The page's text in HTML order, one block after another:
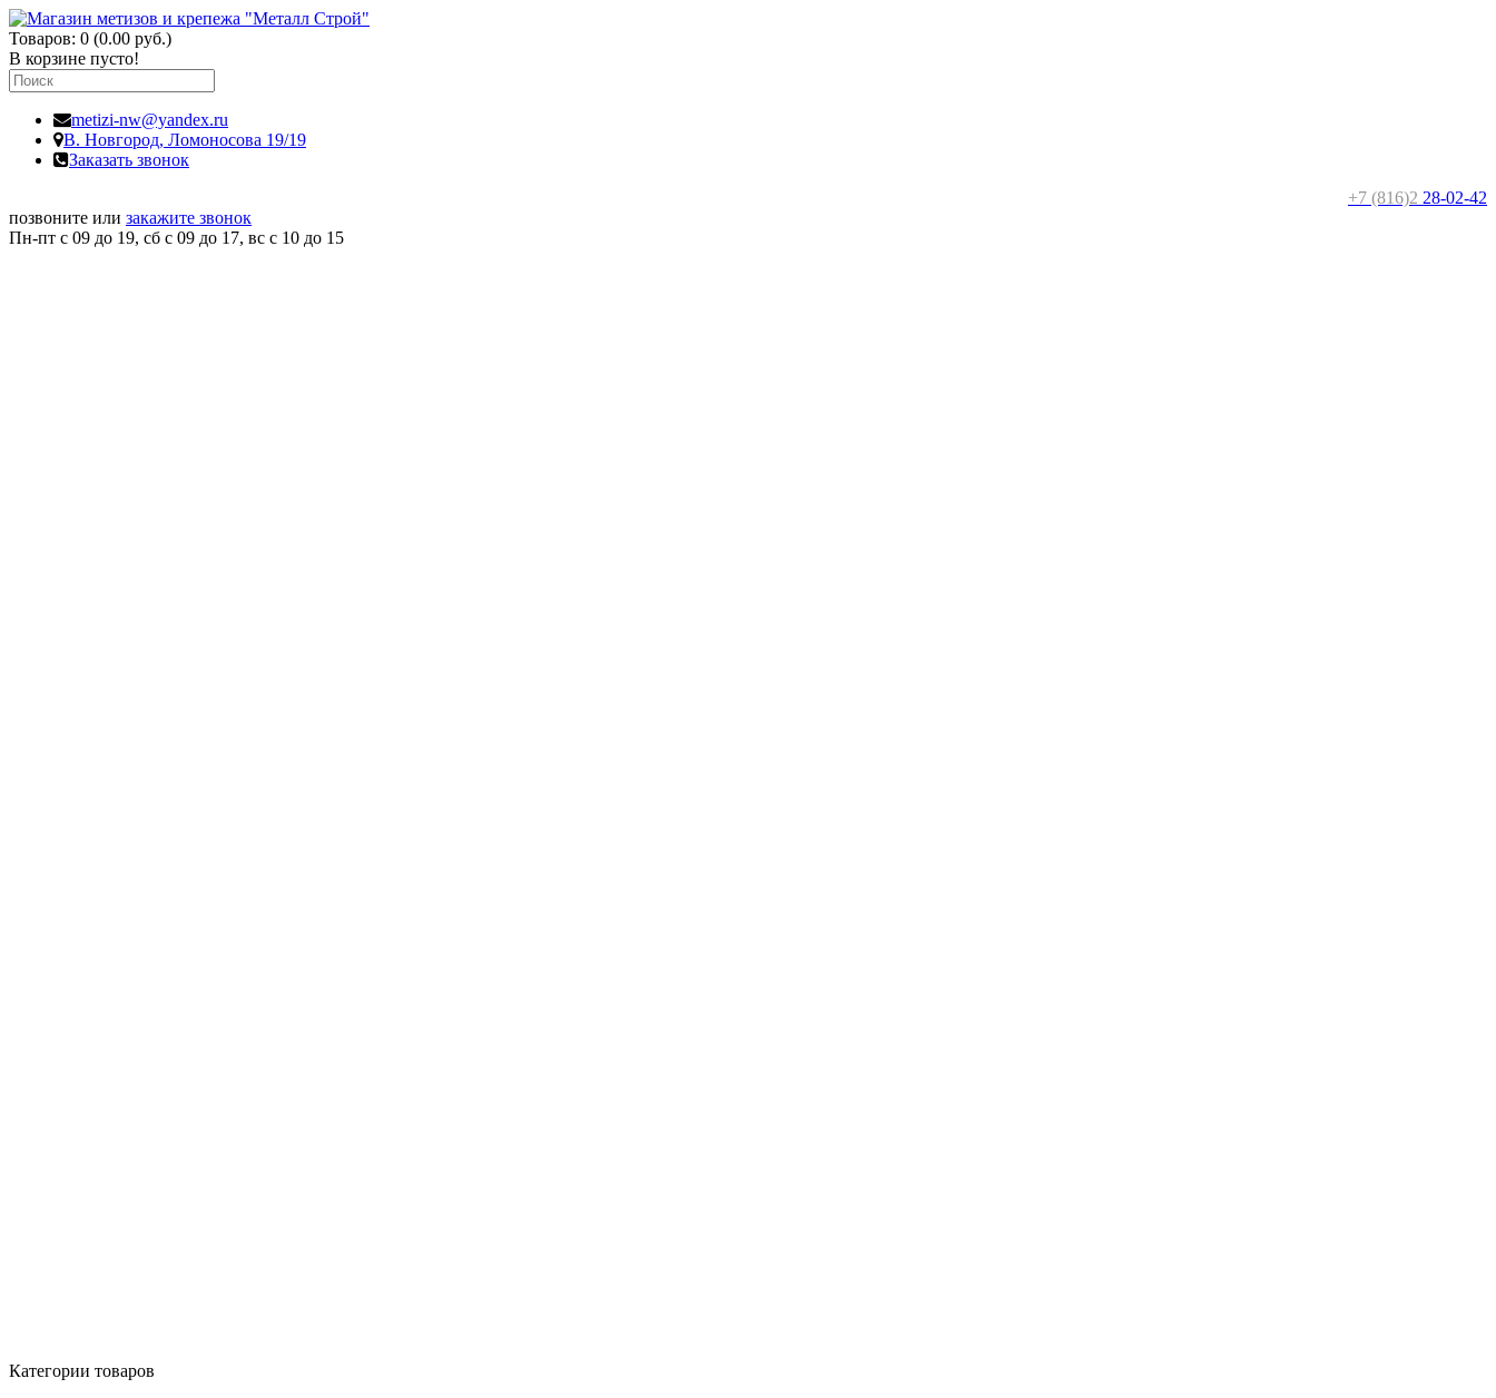
Товаров: 0 (0.00 руб.)
В корзине пусто!
metizi-nw@yandex.ru
В. Новгород, Ломоносова 19/19
Заказать звонок
+7 (816)2 28-02-42
позвоните или закажите звонок
Пн-пт с 09 до 19, сб с 09 до 17, вс c 10 до 15
Категории товаров